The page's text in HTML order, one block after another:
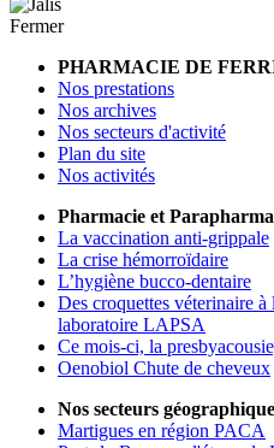
Fermer
PHARMACIE DE
Nos prestations
Nos archives
Nos secteurs d'activité
Plan du site
Nos activités
Pharmacie et
La vaccination anti-grippale
La crise hémorroïdaire
L’hygiène bucco-dentaire
Des croquettes véterinaire
laboratoire LAPSA
Ce mois-ci, la
Oenobiol Chute de cheveux
Nos secteurs
Martigues en région PACA